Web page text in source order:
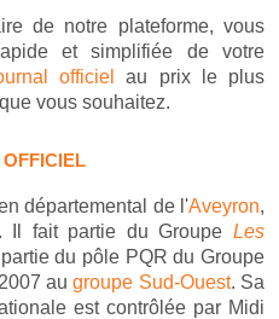
de notre plateforme, vous
et simplifiée de votre
officiel
au prix le plus
vous souhaitez.
départemental de l'Aveyron,
. Il fait partie du GroupeLes
du pôle PQR du Groupe
augroupe Sud-Ouest. Sa
est contrôlée par Midi